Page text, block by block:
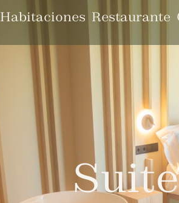
Habitaciones Restaurante
Suite